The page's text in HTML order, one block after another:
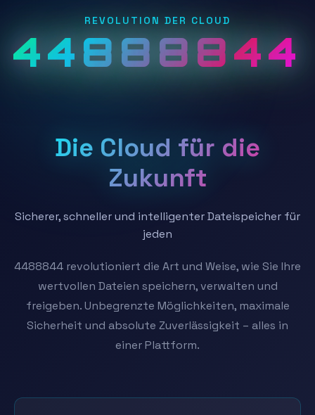
REVOLUTION DER CLOUD
44888844
Die Cloud für die
Zukunft
Sicherer, schneller und intelligenter Dateispeicher für
jeden
4488844 revolutioniert die Art und Weise, wie Sie Ihre
wertvollen Dateien speichern, verwalten und
freigeben. Unbegrenzte Möglichkeiten, maximale
Sicherheit und absolute Zuverlässigkeit – alles in
einer Plattform.